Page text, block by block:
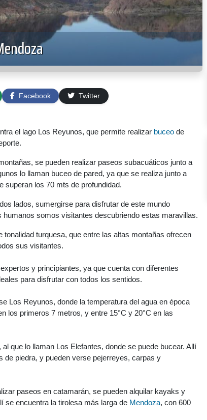
Facebook Twitter
el lago Los Reyunos, que permite realizar buceo de
se pueden realizar paseos subacuáticos junto a
lo llaman buceo de pared, ya que se realiza junto a
superan los 70 mts de profundidad.
lados, sumergirse para disfrutar de este mundo
somos visitantes descubriendo estas maravillas.
tonalidad turquesa, que entre las altas montañas ofrecen
sus visitantes.
y principiantes, ya que cuenta con diferentes
para disfrutar con todos los sentidos.
Los Reyunos, donde la temperatura del agua en época
los primeros 7 metros, y entre 15°C y 20°C en las
que lo llaman Los Elefantes, donde se puede bucear. Allí
de piedra, y pueden verse pejerreyes, carpas y
paseos en catamarán, se pueden alquilar kayaks y
se encuentra la tirolesa más larga de Mendoza, con 600